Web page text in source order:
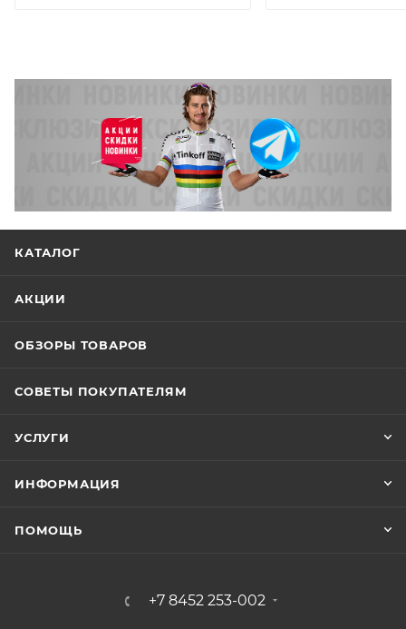
КАТАЛОГ
АКЦИИ
ОБЗОРЫ ТОВАРОВ
СОВЕТЫ ПОКУПАТЕЛЯМ
УСЛУГИ
ИНФОРМАЦИЯ
ПОМОЩЬ
+7 8452 253-002